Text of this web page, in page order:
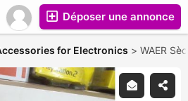
Déposer une annonce
for Electronics > WAER